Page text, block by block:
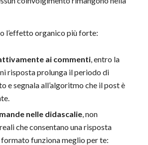
l’effetto organico più forte:
ai commenti, entro la
risposta prolunga il periodo di
e segnala all’algoritmo che il post è
nelle didascalie, non
che consentano una risposta
formato funziona meglio per te: